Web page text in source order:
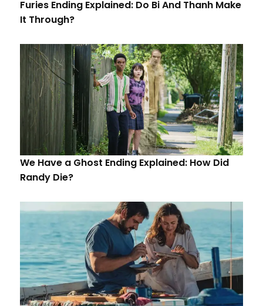
Furies Ending Explained: Do Bi And Thanh Make
It Through?
We Have a Ghost Ending Explained: How Did
Randy Die?